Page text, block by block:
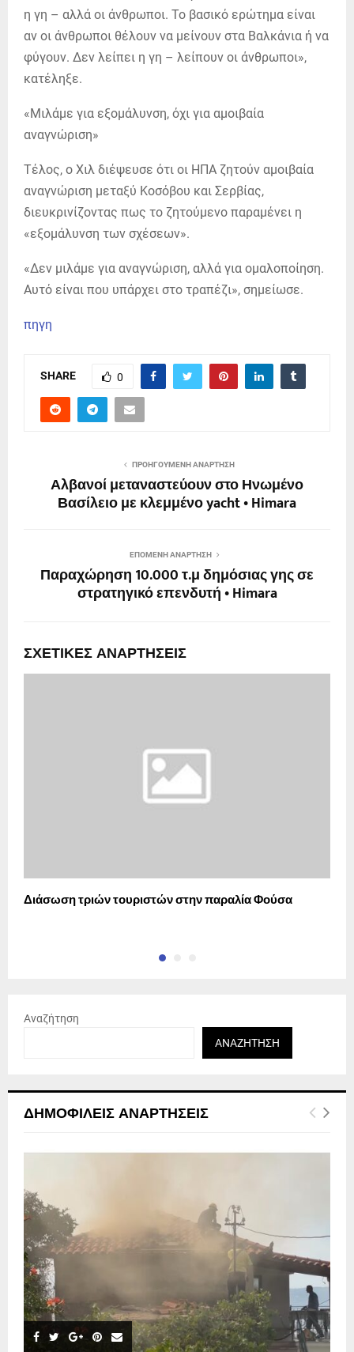
η γη – αλλά οι άνθρωποι. Το βασικό ερώτημα είναι
αν οι άνθρωποι θέλουν να μείνουν στα Βαλκάνια ή να
φύγουν. Δεν λείπει η γη – λείπουν οι άνθρωποι»,
κατέληξε.
«Μιλάμε για εξομάλυνση, όχι για αμοιβαία
αναγνώριση»
Τέλος, ο Χιλ διέψευσε ότι οι ΗΠΑ ζητούν αμοιβαία
αναγνώριση μεταξύ Κοσόβου και Σερβίας,
διευκρινίζοντας πως το ζητούμενο παραμένει η
«εξομάλυνση των σχέσεων».
«Δεν μιλάμε για αναγνώριση, αλλά για ομαλοποίηση.
Αυτό είναι που υπάρχει στο τραπέζι», σημείωσε.
πηγη
SHARE 0
ΠΡΟΗΓΟΎΜΕΝΗ ΑΝΆΡΤΗΣΗ
Αλβανοί μεταναστεύουν στο Ηνωμένο
Βασίλειο με κλεμμένο yacht • Himara
ΕΠΌΜΕΝΗ ΑΝΆΡΤΗΣΗ
Παραχώρηση 10.000 τ.μ δημόσιας γης σε
στρατηγικό επενδυτή • Himara
ΣΧΕΤΙΚΈΣ ΑΝΑΡΤΉΣΕΙΣ
Διάσωση τριών τουριστών στην παραλία Φούσα
Αναζήτηση
ΑΝΑΖΉΤΗΣΗ
ΔΗΜΟΦΙΛΕΊΣ ΑΝΑΡΤΉΣΕΙΣ